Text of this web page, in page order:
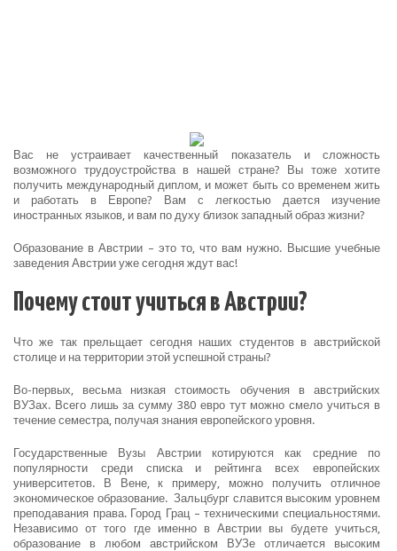
Вас не устраивает качественный показатель и сложность
возможного трудоустройства в нашей стране? Вы тоже хотите
получить международный диплом, и может быть со временем жить
и работать в Европе? Вам с легкостью дается изучение
иностранных языков, и вам по духу близок западный образ жизни?
Образование в Австрии – это то, что вам нужно. Высшие учебные
заведения Австрии уже сегодня ждут вас!
Почему стоит учиться в Австрии?
Что же так прельщает сегодня наших студентов в австрийской
столице и на территории этой успешной страны?
Во-первых, весьма низкая стоимость обучения в австрийских
ВУЗах. Всего лишь за сумму 380 евро тут можно смело учиться в
течение семестра, получая знания европейского уровня.
Государственные Вузы Австрии котируются как средние по
популярности среди списка и рейтинга всех европейских
университетов. В Вене, к примеру, можно получить отличное
экономическое образование. Зальцбург славится высоким уровнем
преподавания права. Город Грац – техническими специальностями.
Независимо от того где именно в Австрии вы будете учиться,
образование в любом австрийском ВУЗе отличается высоким